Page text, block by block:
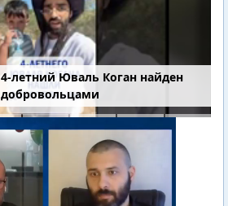
4-летний Юваль Коган найден
добровольцами